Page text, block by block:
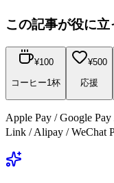
この記事が役に
¥100
コーヒー1杯
¥500
応援
Apple Pay / Google
Link / Alipay / WeChat